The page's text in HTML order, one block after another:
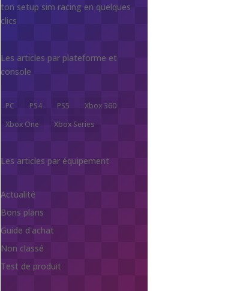
ton setup sim racing en quelques
clics
Les articles par plateforme et
console
PC PS4 PS5
Xbox 360
Xbox One
Xbox Series
Les articles par équipement
Actualité
Bons plans
Guide d'achat
Non classé
Test de produit